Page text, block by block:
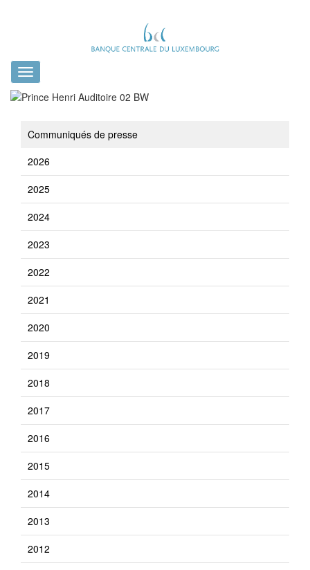
Toggle
navigation
Communiqués de presse
2026
2025
2024
2023
2022
2021
2020
2019
2018
2017
2016
2015
2014
2013
2012